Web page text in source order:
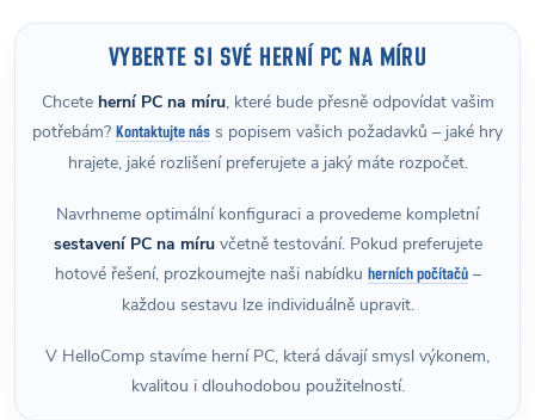
VYBERTE SI SVÉ HERNÍ PC NA MÍRU
Chcete herní PC na míru, které bude přesně odpovídat vašim
potřebám? Kontaktujte nás s popisem vašich požadavků – jaké hry
hrajete, jaké rozlišení preferujete a jaký máte rozpočet.
Navrhneme optimální konfiguraci a provedeme kompletní
sestavení PC na míruvčetně testování. Pokud preferujete
hotové řešení, prozkoumejte naši nabídku herních počítačů–
každou sestavu lze individuálně upravit.
V HelloComp stavíme herní PC, která dávají smysl výkonem,
kvalitou i dlouhodobou použitelností.